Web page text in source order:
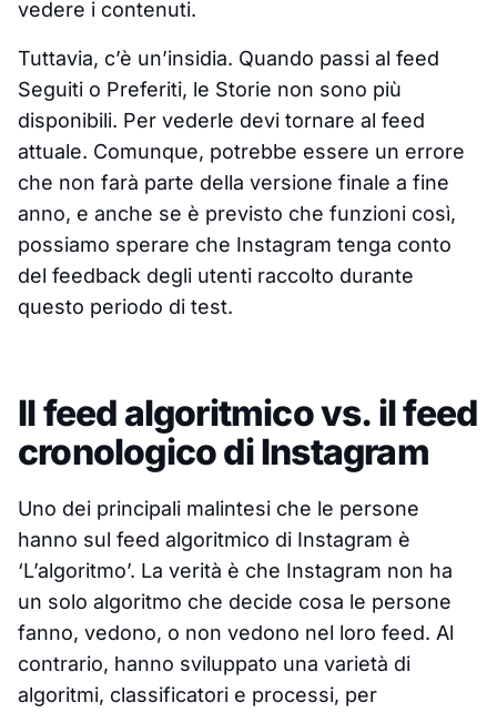
vedere i contenuti.
Tuttavia, c’è un’insidia. Quando passi al feed
Seguiti o Preferiti, le Storie non sono più
disponibili. Per vederle devi tornare al feed
attuale. Comunque, potrebbe essere un errore
che non farà parte della versione finale a fine
anno, e anche se è previsto che funzioni così,
possiamo sperare che Instagram tenga conto
del feedback degli utenti raccolto durante
questo periodo di test.
Il feed algoritmico vs. il feed
cronologico di Instagram
Uno dei principali malintesi che le persone
hanno sul feed algoritmico di Instagram è
‘L’algoritmo’. La verità è che Instagram non ha
un solo algoritmo che decide cosa le persone
fanno, vedono, o non vedono nel loro feed. Al
contrario, hanno sviluppato una varietà di
algoritmi, classificatori e processi, per